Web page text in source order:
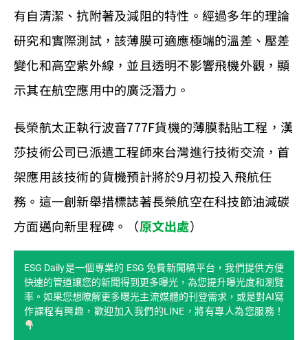
有自清潔、抗附著及減阻的特性。經過多年的理論
研究和實際測試，該薄膜可適應極端的溫差、壓差
變化和高空紫外線，並且透明不影響飛機外觀，顯
示其在航空應用中的廣泛潛力。
長榮航太正執行波音777F貨機的薄膜黏貼工程，漢
莎技術公司已派遣工程師來台灣進行技術交流，首
架應用該技術的貨機預計將於9月初投入飛航任
務。這一創新舉措標誌著長榮航空在科技節油減碳
方面邁向新里程碑。（原文出處）
ESG Daily是一個專業的 ESG 免費新聞稿平台，我們提供方便
快速的管道讓您的新聞得到更多曝光，為您提升曝光度和瀏覽
率。如果您想瞭解更多曝光主流媒體的刊登需求，或是對AI寫
作課程有興趣，歡迎加入我們的LINE，將有專人為您服務！